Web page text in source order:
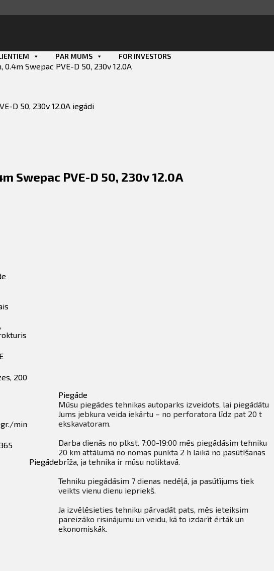
PAR MUMS FOR INVESTORS
Swepac PVE-D 50, 230v 12.0A
D 50, 230v 12.0A iegādi
PVE-D 50, 230v 12.0A
200
min
Piegāde
Piegāde
Mūsu piegādes tehnikas autoparks izveidots, lai piegādātu
Jums jebkura veida iekārtu – no perforatora līdz pat 20 t
ekskavatoram.
Darba dienās no plkst. 7:00-19:00 mēs piegādāsim tehniku
20 km attālumā no nomas punkta 2 h laikā no pasūtīšanas
brīža, ja tehnika ir mūsu noliktavā.
Tehniku piegādāsim 7 dienas nedēļā, ja pasūtījums tiek
veikts vienu dienu iepriekš.
Ja izvēlēsieties tehniku pārvadāt pats, mēs ieteiksim
pareizāko risinājumu un veidu, kā to izdarīt ērtāk un
ekonomiskāk.